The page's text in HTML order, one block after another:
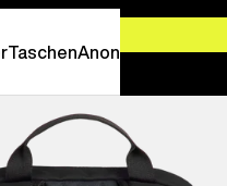
TaschenAnon